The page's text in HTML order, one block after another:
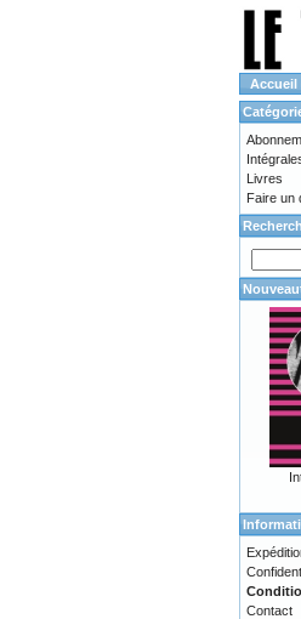
Accueil
Livres
Faire un
Contact